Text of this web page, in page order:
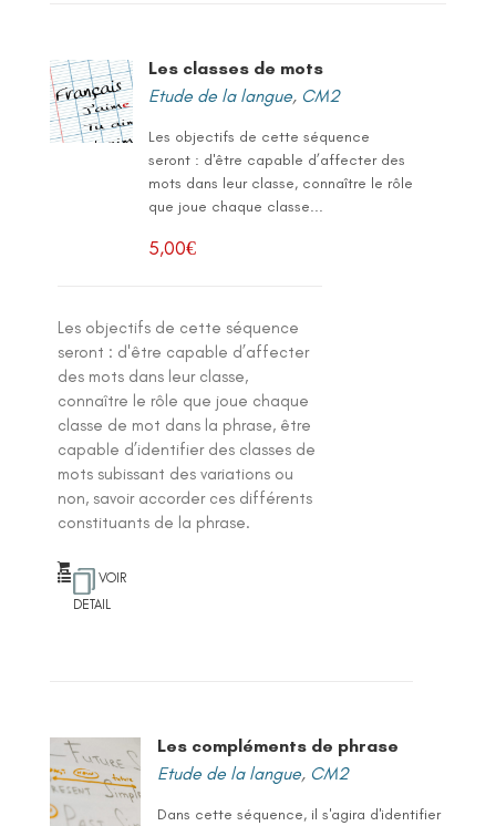
Les classes de mots
Etude de la langue, CM2
Les objectifs de cette séquence
seront : d'être capable d’affecter des
mots dans leur classe, connaître le rôle
que joue chaque classe...
5,00€
Les objectifs de cette séquence
seront : d'être capable d’affecter
des mots dans leur classe,
connaître le rôle que joue chaque
classe de mot dans la phrase, être
capable d’identifier des classes de
mots subissant des variations ou
non, savoir accorder ces différents
constituants de la phrase.
VOIR
DETAIL
Les compléments de phrase
Etude de la langue, CM2
Dans cette séquence, il s'agira d'identifier